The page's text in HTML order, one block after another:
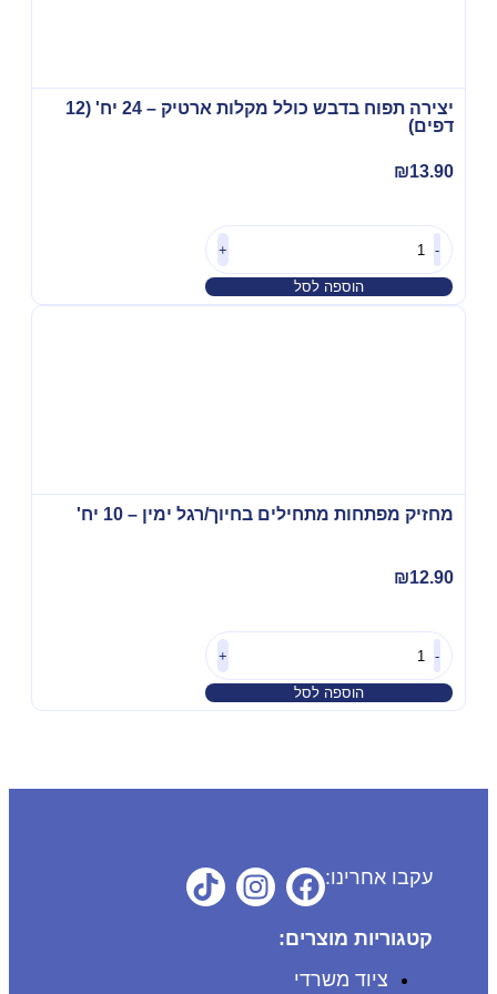
יצירה תפוח בדבש כולל מקלות ארטיק – 24 יח' (12
דפים)
₪13.90
הוספה לסל
מחזיק מפתחות מתחילים בחיוך/רגל ימין – 10 יח'
₪12.90
הוספה לסל
עקבו אחרינו:
קטגוריות מוצרים:
ציוד משרדי